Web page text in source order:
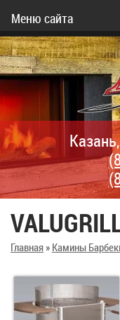
Меню сайта
Главная» Камины